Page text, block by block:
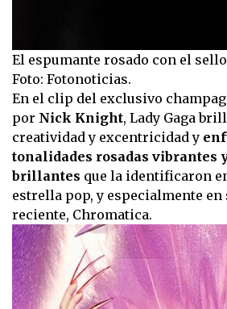
El espumante rosado con el sello
Foto: Fotonoticias.
En el clip del exclusivo
por Nick Knight, Lady Gaga
creatividad y excentricidad y
tonalidades rosadas vibrantes
brillantes que la identificaron
estrella pop, y especialmente en
reciente, Chromatica.